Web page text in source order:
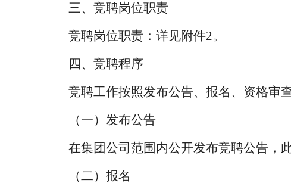
三、竞聘岗位职责
竞聘岗位职责：详见附件2。
四、竞聘程序
竞聘工作按照发布公告、报名、资格审
（一）发布公告
在集团公司范围内公开发布竞聘公告，
（二）报名